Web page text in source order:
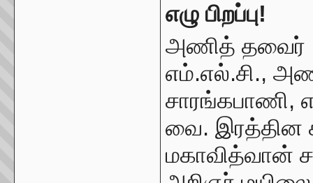
எழு பிறப்பு!
அணித் தவைர் :
எம்.எல்.சி.,
சாரங்கபாணி,
வை. இரத்தின
மகாவித்வான்